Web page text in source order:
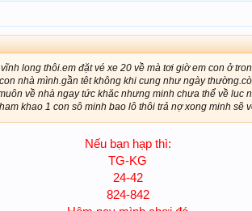
long thôi.em đặt vé xe 20 về mà tơi giờ em con ở
nhà mình.gần têt không khi cung như ngày
về nhà ngay tức khăc nhưng minh chưa thể về luc
khao 1 con sô minh bao lô thôi trả nợ xong minh sẽ
Nếu bạn hạp thì:
TG-KG
24-42
824-842